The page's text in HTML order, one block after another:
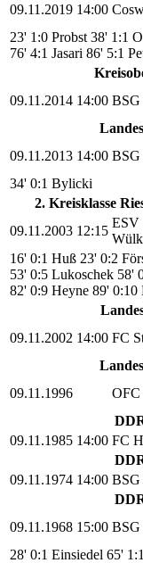
09.11.2019 14:00
23' 1:0 Probst 38' 1:1
76' 4:1 Jasari 86' 5:1
09.11.2014 14:00 BSG
09.11.2013 14:00 BSG
34' 0:1 Bylicki
2. Kreisklasse
09.11.2003 12:15
ESV
16' 0:1 Huß 23' 0:2
53' 0:5 Lukoschek 58'
82' 0:9 Heyne 89' 0:10
09.11.2002 14:00 FC
09.11.1996
OFC
09.11.1985 14:00 FC
09.11.1974 14:00 BSG
09.11.1968 15:00 BSG
28' 0:1 Einsiedel 65'